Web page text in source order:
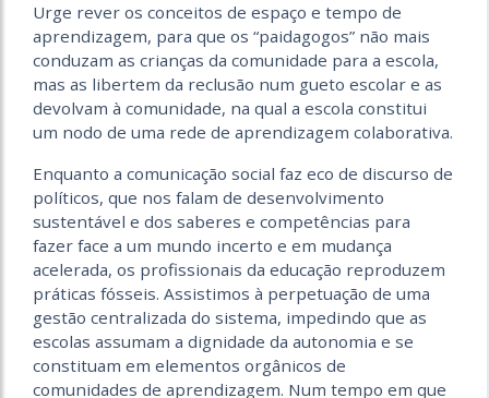
Urge rever os conceitos de espaço e tempo de
aprendizagem, para que os “paidagogos” não mais
conduzam as crianças da comunidade para a escola,
mas as libertem da reclusão num gueto escolar e as
devolvam à comunidade, na qual a escola constitui
um nodo de uma rede de aprendizagem colaborativa.
Enquanto a comunicação social faz eco de discurso de
políticos, que nos falam de desenvolvimento
sustentável e dos saberes e competências para
fazer face a um mundo incerto e em mudança
acelerada, os profissionais da educação reproduzem
práticas fósseis. Assistimos à perpetuação de uma
gestão centralizada do sistema, impedindo que as
escolas assumam a dignidade da autonomia e se
constituam em elementos orgânicos de
comunidades de aprendizagem. Num tempo em que